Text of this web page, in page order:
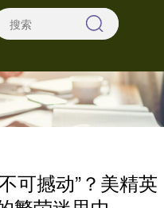
可撼动”？美精英